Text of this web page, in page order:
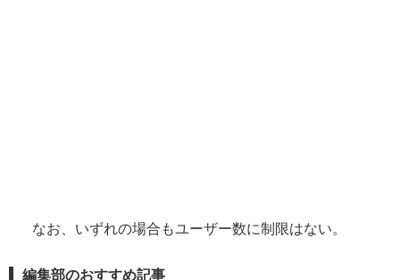
なお、いずれの場合もユーザー数に制限はない。
編集部のおすすめ記事